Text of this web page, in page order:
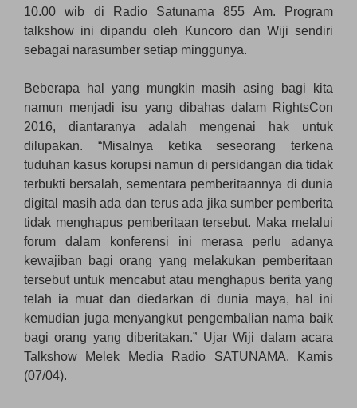
10.00 wib di Radio Satunama 855 Am. Program
talkshow ini dipandu oleh Kuncoro dan Wiji sendiri
sebagai narasumber setiap minggunya.
Beberapa hal yang mungkin masih asing bagi kita
namun menjadi isu yang dibahas dalam RightsCon
2016, diantaranya adalah mengenai hak untuk
dilupakan. “Misalnya ketika seseorang terkena
tuduhan kasus korupsi namun di persidangan dia tidak
terbukti bersalah, sementara pemberitaannya di dunia
digital masih ada dan terus ada jika sumber pemberita
tidak menghapus pemberitaan tersebut. Maka melalui
forum dalam konferensi ini merasa perlu adanya
kewajiban bagi orang yang melakukan pemberitaan
tersebut untuk mencabut atau menghapus berita yang
telah ia muat dan diedarkan di dunia maya, hal ini
kemudian juga menyangkut pengembalian nama baik
bagi orang yang diberitakan.” Ujar Wiji dalam acara
Talkshow Melek Media Radio SATUNAMA, Kamis
(07/04).